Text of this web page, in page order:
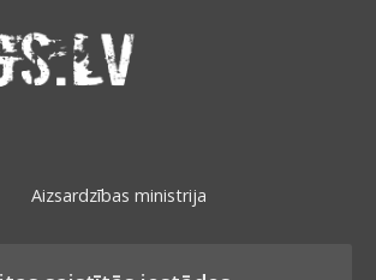
Aizsardzības ministrija